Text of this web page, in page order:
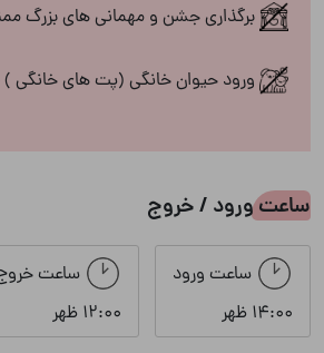
ویو به دریا
ایمنی
کپسول آتش نشانی
انشعابات
برگذاری جشن و مهمانی های بزرگ
ورود حیوان خانگی (پت های خانگی
ساعت ورود / خروج
ساعت ورود
14:00 ظهر
ساعت
12:00 ظهر